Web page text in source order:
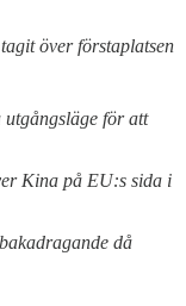
över förstaplatsen
för att
Kina på EU:s sida i
då